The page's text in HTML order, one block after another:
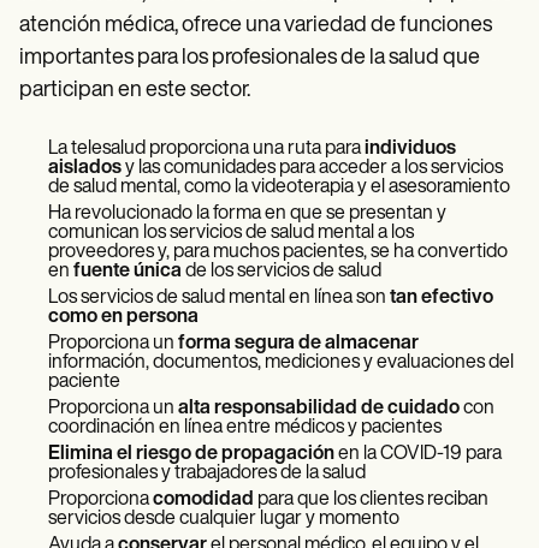
atención médica, ofrece una variedad de funciones
importantes para los profesionales de la salud que
participan en este sector.
La telesalud proporciona una ruta paraindividuos
aisladosy las comunidades para acceder a los servicios
de salud mental, como la videoterapia y el asesoramiento
Ha revolucionado la forma en que se presentan y
comunican los servicios de salud mental a los
proveedores y, para muchos pacientes, se ha convertido
en fuente única de los servicios de salud
Los servicios de salud mental en línea son tan efectivo
como en persona
Proporciona un forma segura de almacenar
información, documentos, mediciones y evaluaciones del
paciente
Proporciona un alta responsabilidad de cuidadocon
coordinación en línea entre médicos y pacientes
Elimina el riesgo de propagaciónen la COVID-19 para
profesionales y trabajadores de la salud
Proporcionacomodidad para que los clientes reciban
servicios desde cualquier lugar y momento